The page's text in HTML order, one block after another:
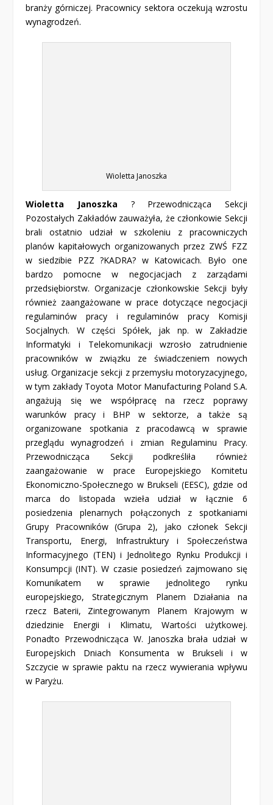
branży górniczej. Pracownicy sektora oczekują wzrostu
wynagrodzeń.
Wioletta Janoszka
Wioletta Janoszka ? Przewodnicząca Sekcji
Pozostałych Zakładów zauważyła, że członkowie Sekcji
brali ostatnio udział w szkoleniu z pracowniczych
planów kapitałowych organizowanych przez ZWŚ FZZ
w siedzibie PZZ ?KADRA? w Katowicach. Było one
bardzo pomocne w negocjacjach z zarządami
przedsiębiorstw. Organizacje członkowskie Sekcji były
również zaangażowane w prace dotyczące negocjacji
regulaminów pracy i regulaminów pracy Komisji
Socjalnych. W części Spółek, jak np. w Zakładzie
Informatyki i Telekomunikacji wzrosło zatrudnienie
pracowników w związku ze świadczeniem nowych
usług. Organizacje sekcji z przemysłu motoryzacyjnego,
w tym zakłady Toyota Motor Manufacturing Poland S.A.
angażują się we współpracę na rzecz poprawy
warunków pracy i BHP w sektorze, a także są
organizowane spotkania z pracodawcą w sprawie
przeglądu wynagrodzeń i zmian Regulaminu Pracy.
Przewodnicząca Sekcji podkreśliła również
zaangażowanie w prace Europejskiego Komitetu
Ekonomiczno-Społecznego w Brukseli (EESC), gdzie od
marca do listopada wzieła udział w łącznie 6
posiedzenia plenarnych połączonych z spotkaniami
Grupy Pracowników (Grupa 2), jako członek Sekcji
Transportu, Energi, Infrastruktury i Społeczeństwa
Informacyjnego (TEN) i Jednolitego Rynku Produkcji i
Konsumpcji (INT). W czasie posiedzeń zajmowano się
Komunikatem w sprawie jednolitego rynku
europejskiego, Strategicznym Planem Działania na
rzecz Baterii, Zintegrowanym Planem Krajowym w
dziedzinie Energii i Klimatu, Wartości użytkowej.
Ponadto Przewodnicząca W. Janoszka brała udział w
Europejskich Dniach Konsumenta w Brukseli i w
Szczycie w sprawie paktu na rzecz wywierania wpływu
w Paryżu.